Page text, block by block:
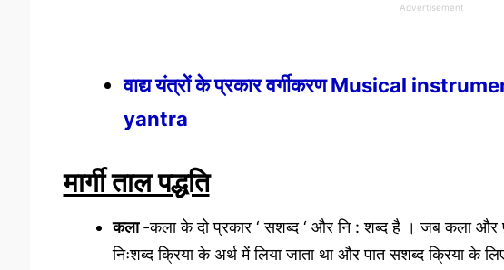
Advertisement
वाद्य यंत्रों के प्रकार वर्गीकरण Musical
yantra
मार्गी ताल पद्धति
कला-कला के दो प्रकार ‘ सशब्द ‘ और नि : शब्द है । जब कला और
निःशब्द क्रिया के अर्थ में लिया जाता था और पात सशब्द क्रिया के